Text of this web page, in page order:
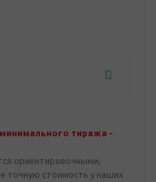
тиража -
ориентировочными,
точную стоимость у наших